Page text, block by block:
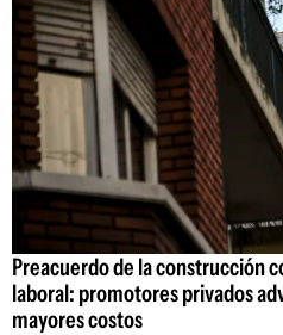
Preacuerdo de la construcción
laboral: promotores privados
mayores costos